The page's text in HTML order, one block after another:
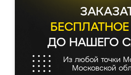
ДО НАШЕГО
Из любой точки
Московской